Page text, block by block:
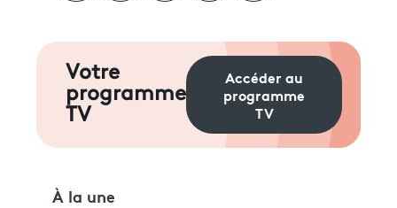
Votre
programme
TV
Accéder au
programme
TV
À la une